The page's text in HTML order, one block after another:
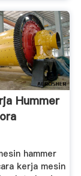
Hummer
hammer
kerja mesin